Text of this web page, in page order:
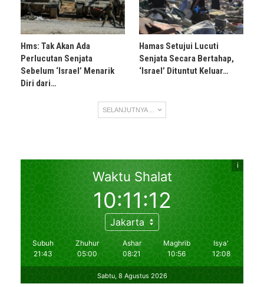
Hms: Tak Akan Ada
Perlucutan Senjata
Sebelum ‘Israel’ Menarik
Diri dari…
Hamas Setujui Lucuti
Senjata Secara Bertahap,
‘Israel’ Dituntut Keluar…
SELANJUTNYA ...